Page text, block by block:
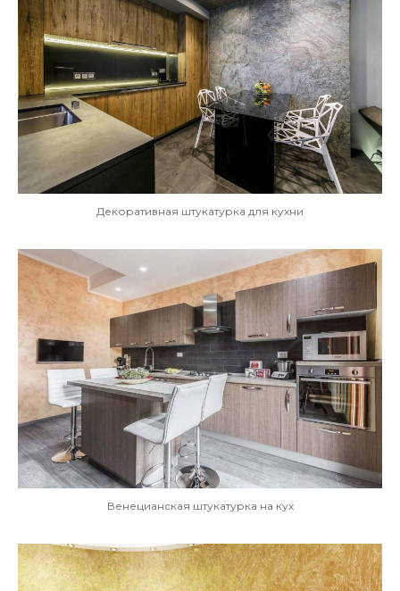
Декоративная штукатурка для кухни
Венецианская штукатурка на кух